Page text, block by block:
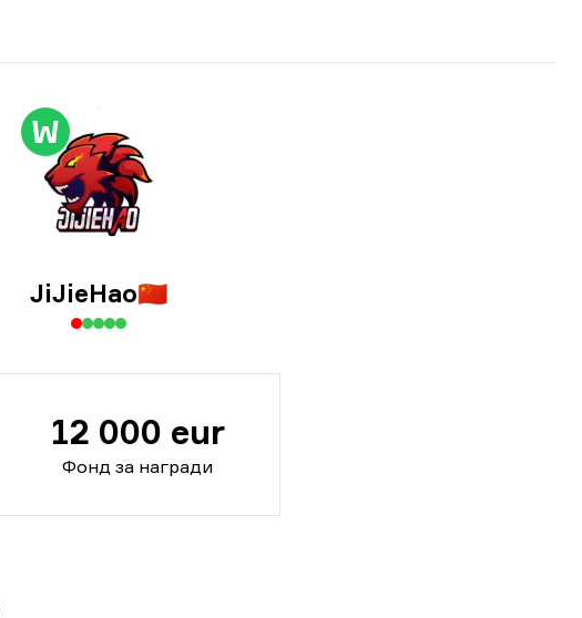
W
JiJieHao🇨🇳
Фонд за награди
12 000 eur